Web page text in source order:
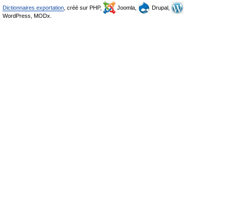
Dictionnaires exportation , créé sur PHP, Joomla,
Drupal,
WordPress, MODx.